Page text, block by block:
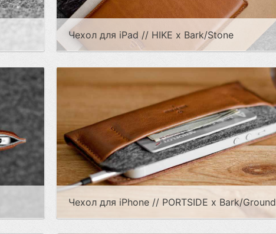
Чехол для iPad // HIKE x Bark/Stone
Чехол для iPhone // PORTSIDE x Bark/Ground